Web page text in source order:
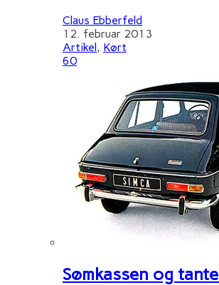
Claus Ebberfeld
12. februar 2013
Artikel, Kørt
60
Sømkassen og